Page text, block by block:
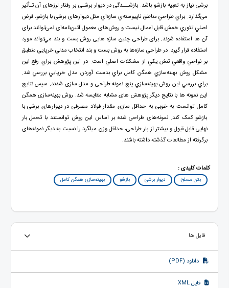
برشی نیاز به تعبیه بازشو باشد. بازشـــدگی در دیوار برشـی بر رفتار لرزهای آن تـأثیر
می‌گذارد. براي طراحي مناطق ناپيوسته‌ي سازه‌اي مثل دیوارهای برشی با بازشو، فرض
اصلي تئوري خمش قابل اعمال نيست و روش‌های معمول آئین‌نامه‌ای نمی‌توانند برای
آن ها استفاده شوند. برای طراحی چنین سازه هایی روش بست و بند مي‌تواند مورد
استفاده قرار گيرد. در طراحي سازه‌ها به روش بست و بند انتخاب مدلي خرپايي منطبق
بر نواحي واقعي تنش يکي از مشکلات اصلي است. در این پژوهش براي رفع اين
مشکل روش بهينه‌سازي همگن کامل براي بدست آوردن مدل خرپايي بررسي شد.
براي بررسي اين روش بهينه‌سازي پنج نمونه طراحی و‌ مدل سازی شدند. سپس نتایج
این نمونه ها با نتایج دیگر پژوهش های مشابه مقایسه شد. روش بهینه‌سازی همگن
کامل توانست به خوبی به حداقل سازی مقدار فولاد مصرفی در دیوارهای برشی با
بازشو کمک کند. نمونه‌های طراحی شده بر اساس این روش توانستند با تحمل بار
نهایی قابل قبول و بیشتر از بار طراحی، حداقل وزن میلگرد را نسبت به دیگر نمونه‌های
برگرفته از مطالعات گذشته داشته باشند.
کلمات کلیدی :
بتن مسلح دیوار برشی بازشو بهینه‌سازی همگن کامل
فایل ها
دانلود (PDF)
فایل XML